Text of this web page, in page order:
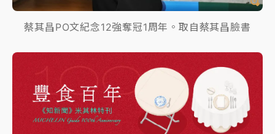
蔡其昌PO文紀念12強奪冠1周年。取自蔡其昌臉書